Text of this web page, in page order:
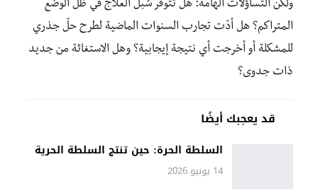
ولكنّ التساؤلات الهامة: هل تتوفّر سُبل العلاج في ظل الوضع
المتراكم؟ هل أدّت تجارب السنوات الماضية لطرح حلّ جذري
للمشكلة أو أخرجت أي نتيجة إيجابية؟ وهل الاستغاثة من جديد
ذات جدوى؟
قد يعجبك أيضًا
السلطة الحرة: حين تنتج السلطة الحرية
14 يونيو 2026